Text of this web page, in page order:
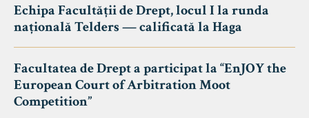
Echipa Facultății de Drept, locul I la runda
națională Telders — calificată la Haga
Facultatea de Drept a participat la “EnJOY the
European Court of Arbitration Moot
Competition”